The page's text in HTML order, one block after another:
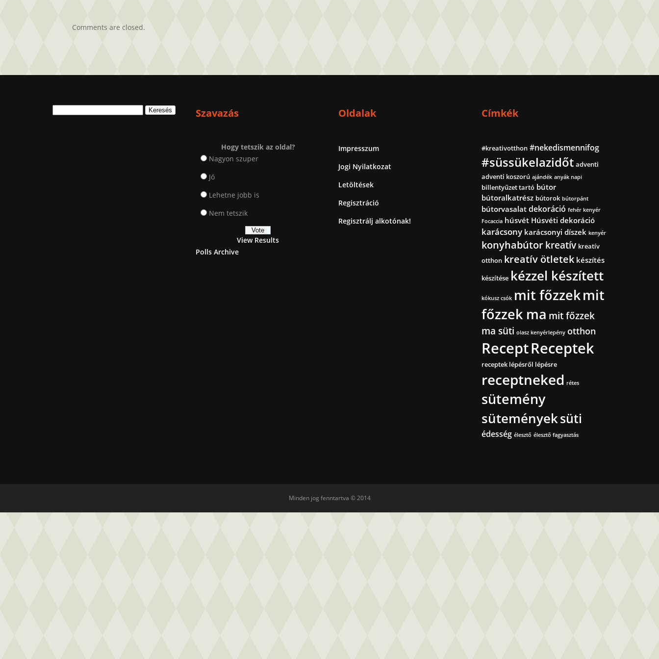
Comments are closed.
Szavazás
Hogy tetszik az oldal?
Nagyon szuper
Jó
Lehetne jobb is
Nem tetszik
View Results
Polls Archive
Oldalak
Impresszum
Jogi Nyilatkozat
Letöltések
Regisztráció
Regisztrálj alkotónak!
Címkék
#kreativotthon #nekedismennifog
#süssükelazidőt adventi
adventi koszorú ajándék anyák napi
billentyűzet tartó bútor
bútoralkatrész bútorok bútorpánt
bútorvasalat dekoráció fehér kenyér
Focaccia húsvét Húsvéti dekoráció
karácsony karácsonyi díszek kenyér
konyhabútor kreatív kreatív
otthon kreatív ötletek készítés
készítése kézzel készített
kókusz csók mit főzzekmit
főzzek ma mit főzzek
ma süti olasz kenyérlepény otthon
ReceptReceptek
receptek lépésről lépésre
receptneked rétes
sütemény
süteményeksüti
édesség élesztő élesztő fagyasztás
Minden jog fenntartva © 2014